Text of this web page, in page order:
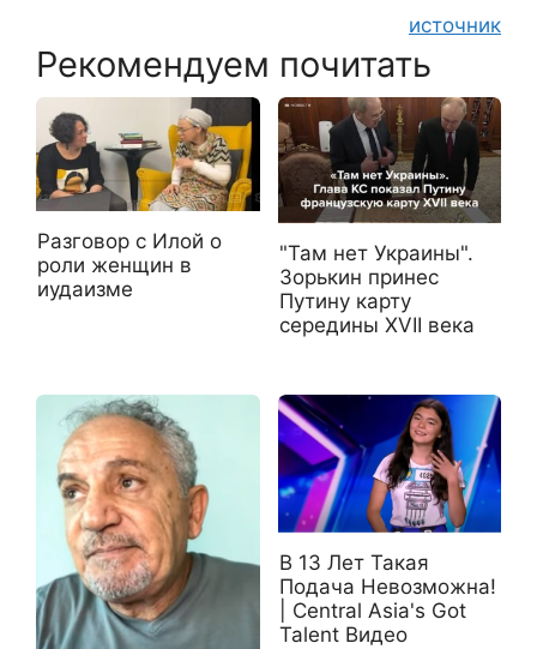
источник
Рекомендуем почитать
Разговор с Илой о
роли женщин в
иудаизме
"Там нет Украины".
Зорькин принес
Путину карту
середины XVII века
В 13 Лет Такая
Подача Невозможна!
| Central Asia's Got
Talent Видео